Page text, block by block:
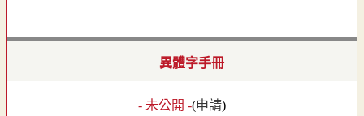
異體字手冊
- 未公開 -(申請)